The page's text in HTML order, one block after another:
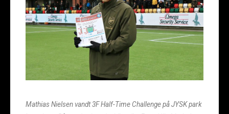
Mathias Nielsen vandt 3F Half-Time Challenge på JYSK park